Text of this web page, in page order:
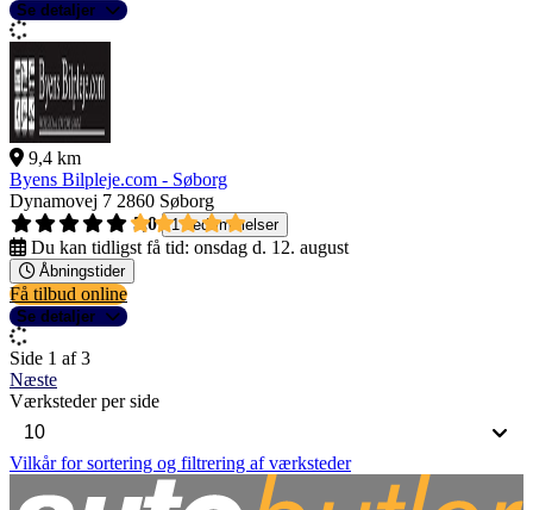
Se detaljer
9,4 km
Byens Bilpleje.com - Søborg
Dynamovej 7 2860 Søborg
5,0
1 bedømmelser
Du kan tidligst få tid: onsdag d. 12. august
Åbningstider
Få tilbud online
Se detaljer
Side 1 af 3
Næste
Værksteder per side
Vilkår for sortering og filtrering af værksteder